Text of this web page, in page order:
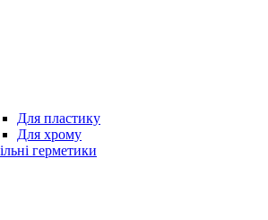
Для пластику
Для хрому
герметики